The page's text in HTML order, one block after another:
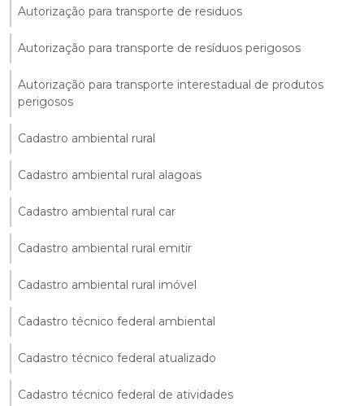
Autorização para transporte de residuos
Autorização para transporte de resíduos perigosos
Autorização para transporte interestadual de produtos
perigosos
Cadastro ambiental rural
Cadastro ambiental rural alagoas
Cadastro ambiental rural car
Cadastro ambiental rural emitir
Cadastro ambiental rural imóvel
Cadastro técnico federal ambiental
Cadastro técnico federal atualizado
Cadastro técnico federal de atividades